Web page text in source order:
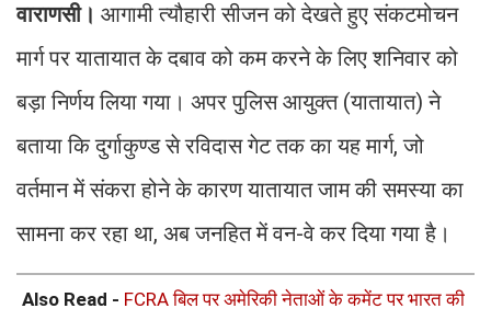
वाराणसी। आगामी त्यौहारी सीजन को देखते हुए संकटमोचन
मार्ग पर यातायात के दबाव को कम करने के लिए शनिवार को
बड़ा निर्णय लिया गया। अपर पुलिस आयुक्त (यातायात) ने
बताया कि दुर्गाकुण्ड से रविदास गेट तक का यह मार्ग, जो
वर्तमान में संकरा होने के कारण यातायात जाम की समस्या का
सामना कर रहा था, अब जनहित में वन-वे कर दिया गया है।
Also Read - FCRA बिल पर अमेरिकी नेताओं के कमेंट पर भारत की